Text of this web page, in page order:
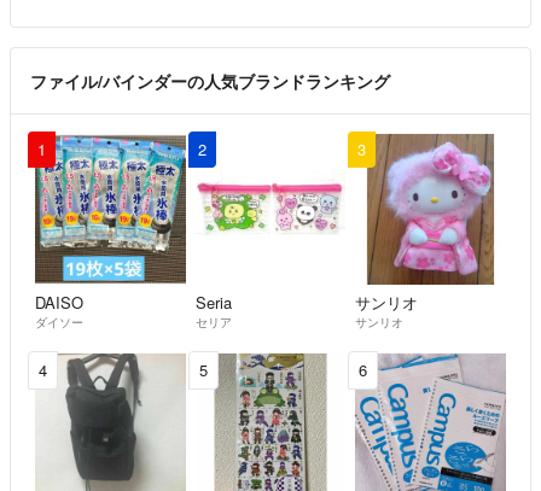
ファイル/バインダーの人気ブランドランキング
1
DAISO
ダイソー
2
Seria
セリア
3
サンリオ
サンリオ
4 5 6